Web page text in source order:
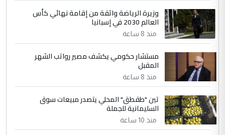
وزيرة الرياضة واثقة من إقامة نهائي كأس
العالم 2030 في إسبانيا
منذ 8 ساعة
مستشار حكومي يكشف مصير رواتب الشهر
المقبل
منذ 8 ساعة
تين "طقطق" المحلي يتصدر مبيعات سوق
السليمانية للجملة
منذ 10 ساعة